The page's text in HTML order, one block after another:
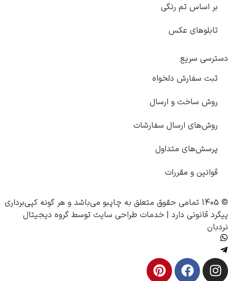
رنگی
عکس
دلخواه
و ارسال
سفارشات
متداول
مقررات
چاپبومی‌باشد و هر گونه کپی‌برداری
دارد |خدمات طراحی سایتتوسطگروه دیجیتال